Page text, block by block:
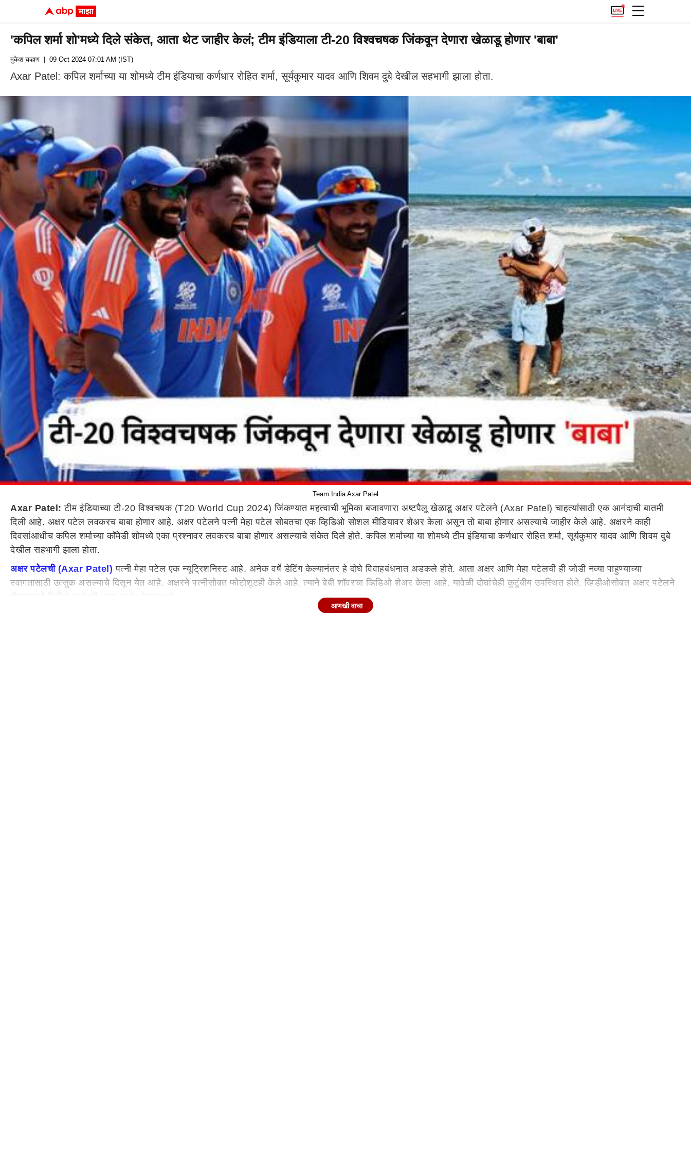
'कपिल शर्मा शो'मध्ये दिले संकेत, आता थेट जाहीर केलं; टीम इंडियाला टी-20 विश्वचषक जिंकवून देणारा खेळाडू होणार 'बाबा'
मुकेश चव्हाण | 09 Oct 2024 07:01 AM (IST)
Axar Patel: कपिल शर्माच्या या शोमध्ये टीम इंडियाचा कर्णधार रोहित शर्मा, सूर्यकुमार यादव आणि शिवम दुबे देखील सहभागी झाला होता.
Team India Axar Patel
Axar Patel: टीम इंडियाच्या टी-20 विश्वचषक (T20 World Cup 2024) जिंकण्यात महत्वाची भूमिका बजावणारा अष्टपैलू खेळाडू अक्षर पटेलने (Axar Patel) चाहत्यांसाठी एक आनंदाची बातमी
दिली आहे. अक्षर पटेल लवकरच बाबा होणार आहे. अक्षर पटेलने पत्नी मेहा पटेल सोबतचा एक व्हिडिओ सोशल मीडियावर शेअर केला असून तो बाबा होणार असल्याचे जाहीर केले आहे. अक्षरने काही
दिवसांआधीच कपिल शर्माच्या कॉमेडी शोमध्ये एका प्रश्नावर लवकरच बाबा होणार असल्याचे संकेत दिले होते. कपिल शर्माच्या या शोमध्ये टीम इंडियाचा कर्णधार रोहित शर्मा, सूर्यकुमार यादव आणि शिवम दुबे
देखील सहभागी झाला होता.
अक्षर पटेलची (Axar Patel) पत्नी मेहा पटेल एक न्यूट्रिशनिस्ट आहे. अनेक वर्षे डेटिंग केल्यानंतर हे दोघे विवाहबंधनात अडकले होते. आता अक्षर आणि मेहा पटेलची ही जोडी नव्या पाहुण्याच्या
स्वागतासाठी उत्सुक असल्याचे दिसून येत आहे. अक्षरने पत्नीसोबत फोटोशूटही केले आहे. त्याने बेबी शॉवरचा व्हिडिओ शेअर केला आहे. यावेळी दोघांचेही कुटुंबीय उपस्थित होते. व्हिडीओसोबत अक्षर पटेलने
आणखी वाचा